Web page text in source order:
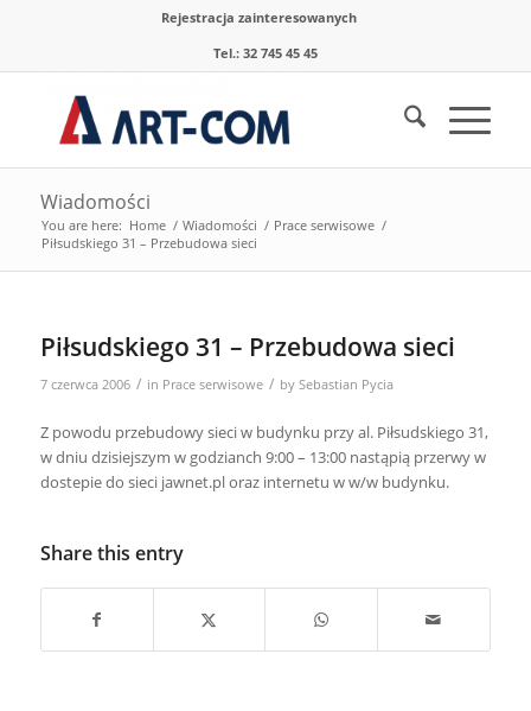
Rejestracja zainteresowanych
Tel.: 32 745 45 45
Wiadomości
You are here: Home / Wiadomości / Prace serwisowe /
Piłsudskiego 31 – Przebudowa sieci
Piłsudskiego 31 – Przebudowa sieci
7 czerwca 2006 / in Prace serwisowe / by Sebastian Pycia
Z powodu przebudowy sieci w budynku przy al. Piłsudskiego 31,
w dniu dzisiejszym w godzianch 9:00 – 13:00 nastąpią przerwy w
dostepie do sieci jawnet.pl oraz internetu w w/w budynku.
Share this entry